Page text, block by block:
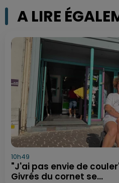
A LIRE
10h49
"J'ai pas envie de
Givrés du cornet se...